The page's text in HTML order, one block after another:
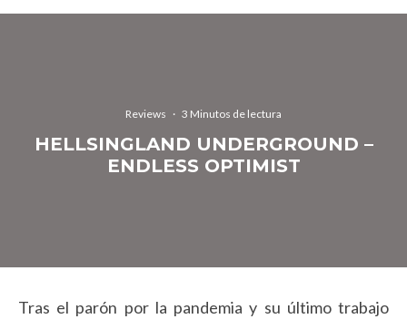
Reviews · 3 Minutos de lectura
HELLSINGLAND UNDERGROUND –
ENDLESS OPTIMIST
Tras el parón por la pandemia y su último trabajo